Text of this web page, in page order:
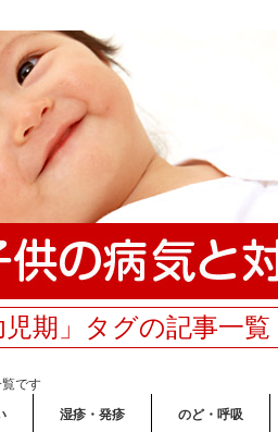
児期」タグの記事一覧
です
湿疹・発疹 のど・呼吸